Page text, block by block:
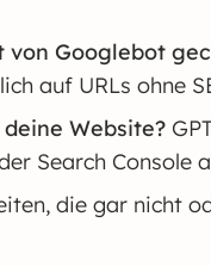
von Googlebot
auf URLs ohne
Website?
Search Console
die gar nicht